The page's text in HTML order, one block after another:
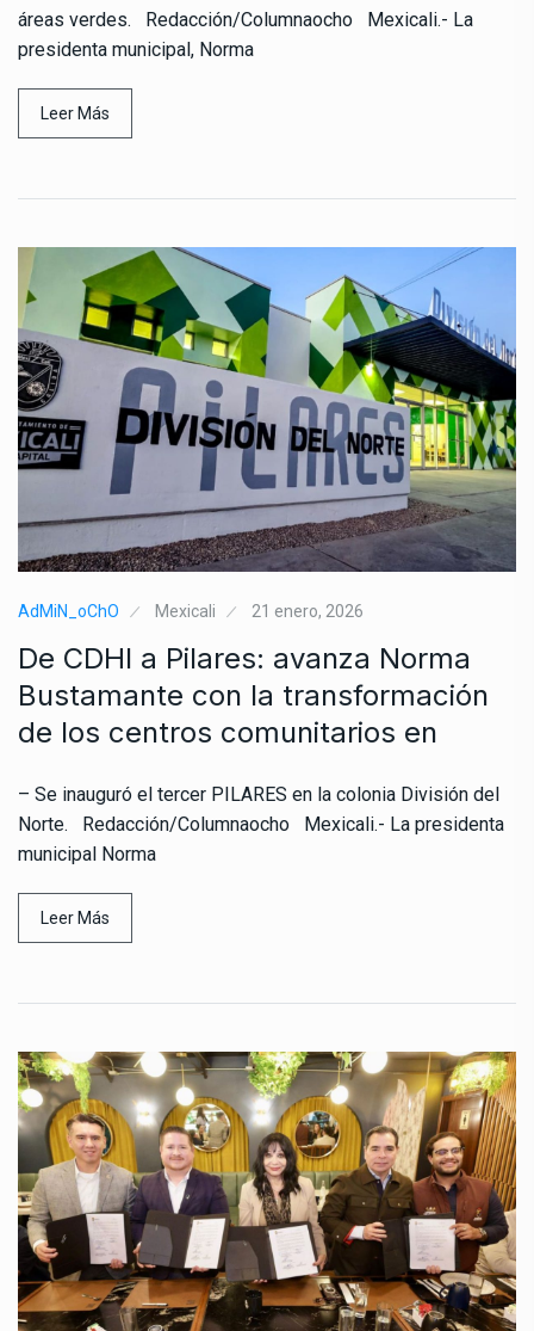
áreas verdes. Redacción/Columnaocho Mexicali.- La
presidenta municipal, Norma
Leer Más
AdMiN_oChO Mexicali 21 enero, 2026
De CDHI a Pilares: avanza Norma
Bustamante con la transformación
de los centros comunitarios en
– Se inauguró el tercer PILARES en la colonia División del
Norte. Redacción/Columnaocho Mexicali.- La presidenta
municipal Norma
Leer Más